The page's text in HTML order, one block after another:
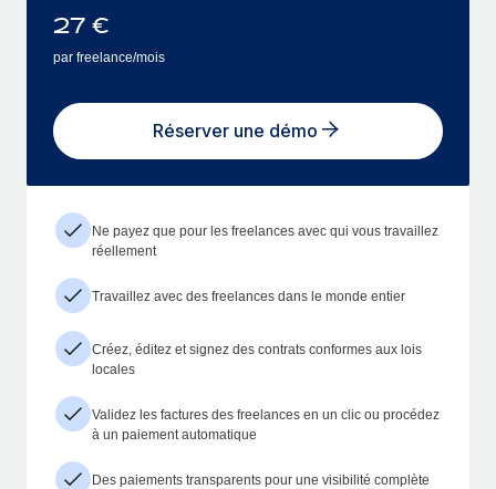
27 €
par freelance/mois
Réserver une démo
Ne payez que pour les freelances avec qui vous travaillez
réellement
Travaillez avec des freelances dans le monde entier
Créez, éditez et signez des contrats conformes aux lois
locales
Validez les factures des freelances en un clic ou procédez
à un paiement automatique
Des paiements transparents pour une visibilité complète